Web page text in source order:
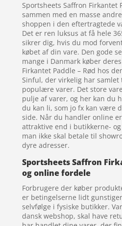
Sportsheets Saffron Firkantet
sammen med en masse
shoppen i den eftertragtede
Det er ren luksus at få hele
sikrer dig, hvis du mod
købet af din vare. Den gode
mange i Danmark køber
Firkantet Paddle – Rød hos
Sinful, der virkelig har samlet
populære varer. Det store
pulje af varer, og her kan du
du kan li, som jo fx kan være
side. Når du handler online
attraktive end i butikkerne-
man ikke skal betale til
dyre adresser.
Sportsheets Saffron
og online fordele
Forbrugere der køber
er betingelserne lidt
selvfølge i fysiske butikker.
dansk webshop, skal have